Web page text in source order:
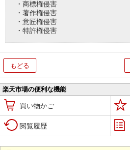
・商標権侵害
・著作権侵害
・意匠権侵害
・特許権侵害
もどる
楽天市場の便利な機能
買い物かご
閲覧履歴